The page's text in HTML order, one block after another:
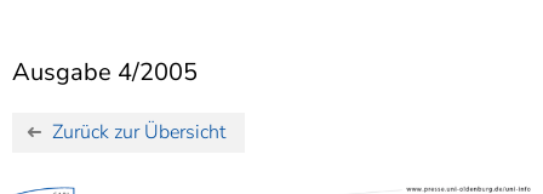
Barrierefreiheit
Ausgabe 4/2005
Zurück zur Übersicht